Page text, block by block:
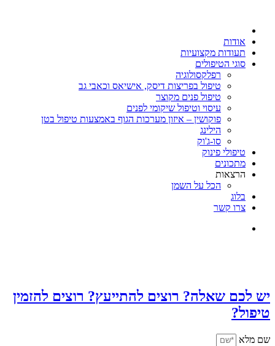
אודות
תעודות מקצועיות
סוגי הטיפולים
רפלקסולוגיה
טיפול בפריצות דיסק, אישיאס וכאבי גב
טיפול פנים מקוצר
עיסוי וטיפול שיקומי לפנים
פוקושין – איזון מערכות הגוף באמצעות טיפול בטן
הילינג
סו-ג'וק
טיפולי פינוק
מתכונים
הרצאות
הכל על השמן
בלוג
צרו קשר
יש לכם שאלה? רוצים להתייעץ? רוצים להזמין
טיפול?
שם מלא